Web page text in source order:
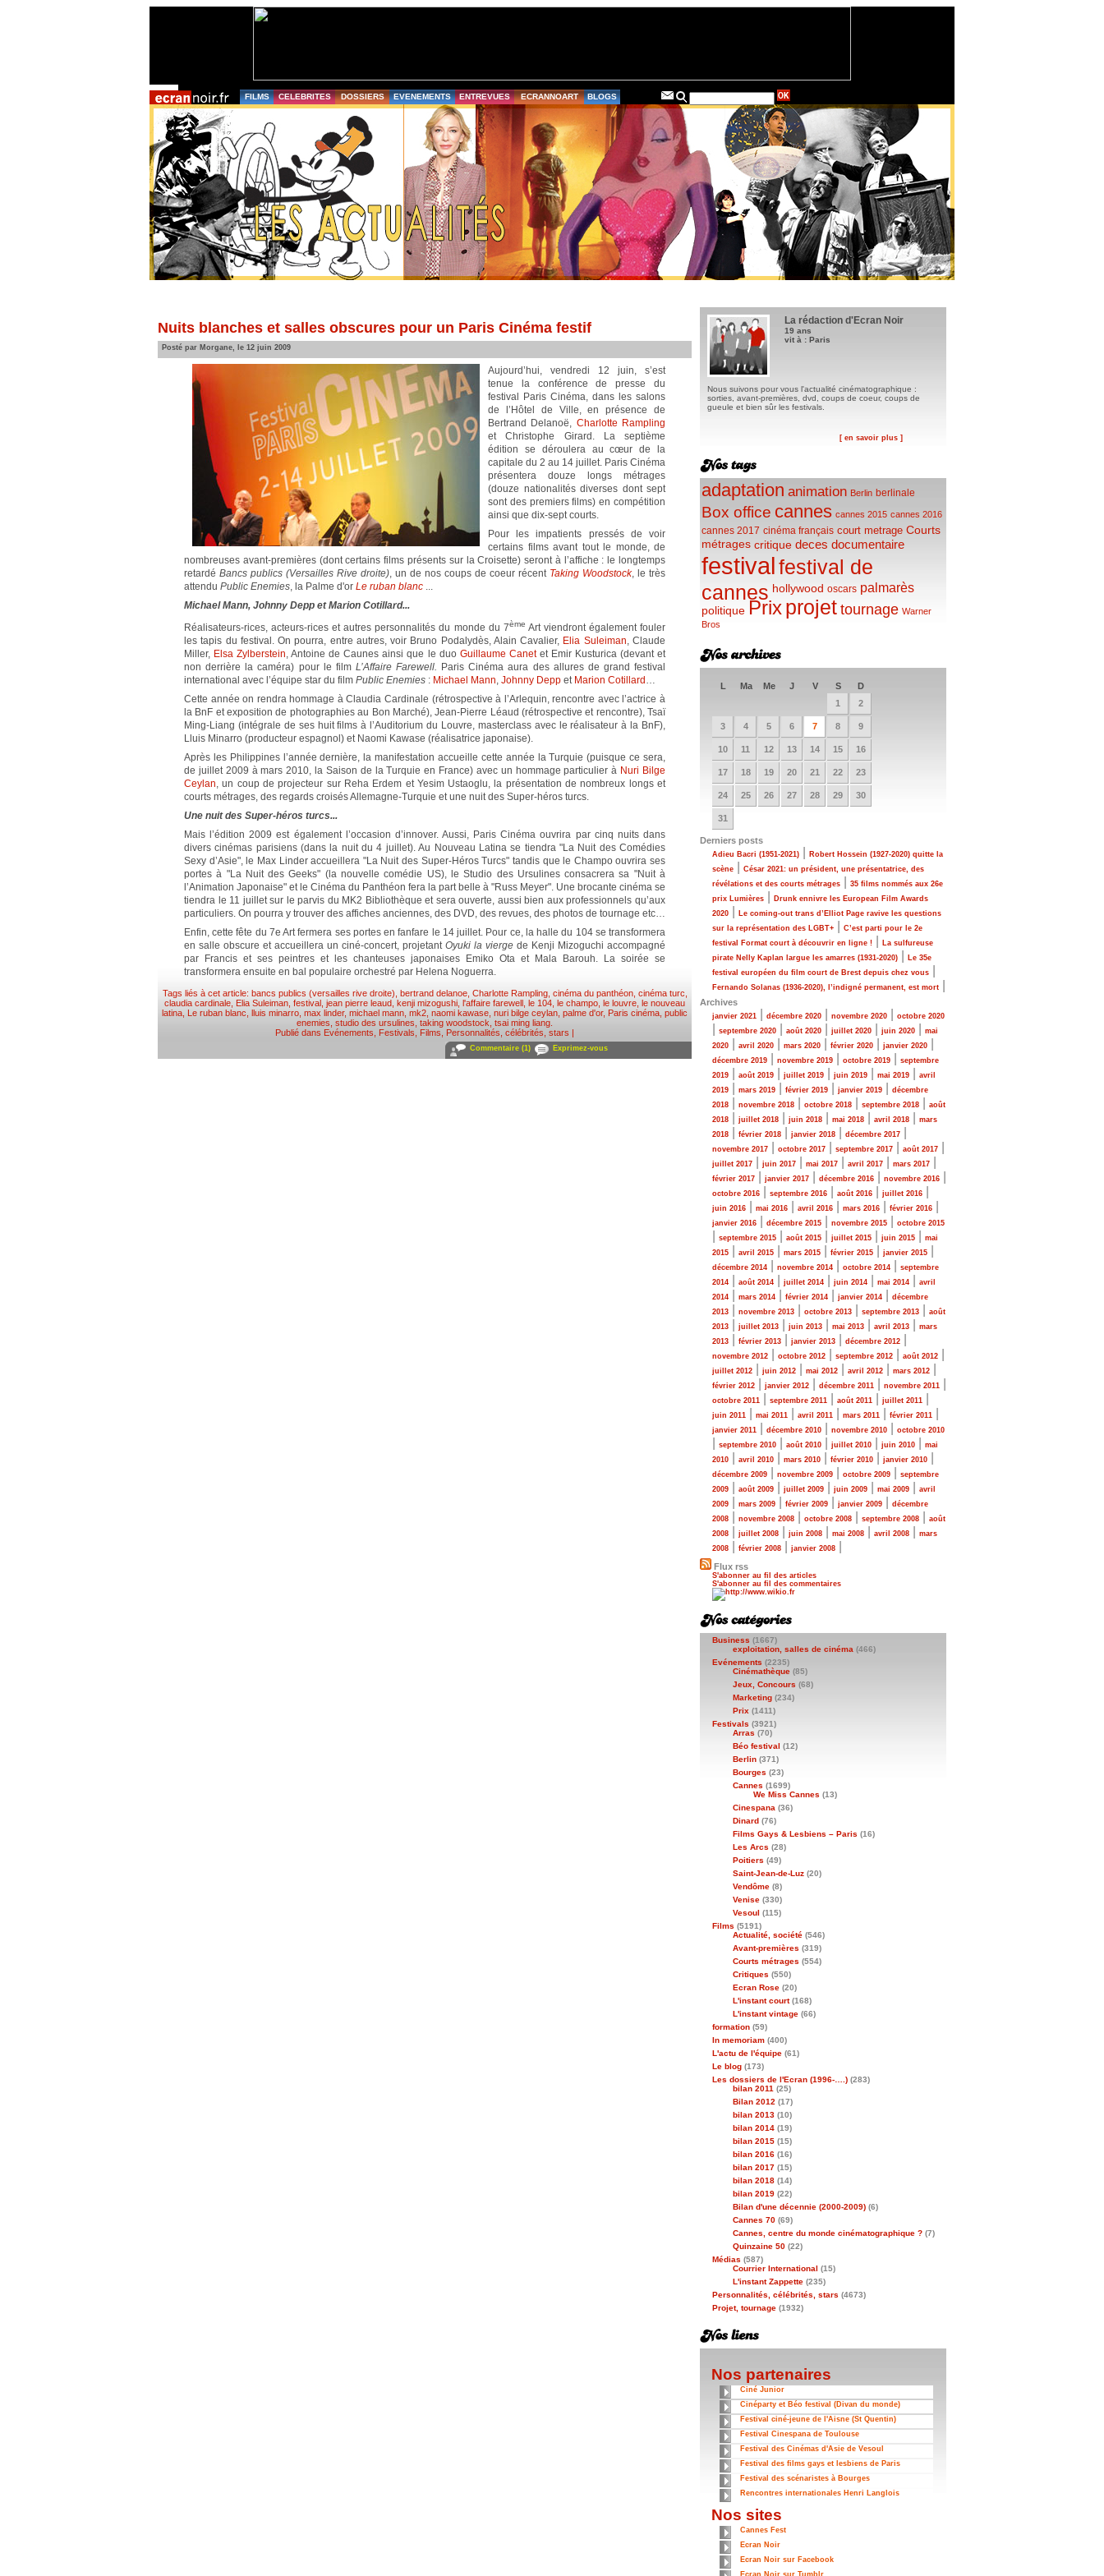
FILMS CELEBRITES DOSSIERS EVENEMENTS ENTREVUES ECRANNOART BLOGS
Nuits blanches et salles obscures pour un Paris Cinéma festif
Posté par Morgane, le 12 juin 2009
Aujourd’hui, vendredi 12 juin, s’est
tenue la conférence de presse du
festival Paris Cinéma, dans les salons
de l’Hôtel de Ville, en présence de
Bertrand Delanoë, Charlotte Rampling
et Christophe Girard. La septième
édition se déroulera au cœur de la
capitale du 2 au 14 juillet. Paris Cinéma
présentera douze longs métrages
(douze nationalités diverses dont sept
sont des premiers films) en compétition
ainsi que dix-sept courts.
Pour les impatients pressés de voir
certains films avant tout le monde, de
nombreuses avant-premières (dont certains films présents sur la Croisette) seront à l’affiche : le longtemps
retardé Bancs publics (Versailles Rive droite), un de nos coups de coeur récent Taking Woodstock, le très
attendu Public Enemies, la Palme d'or Le ruban blanc ...
Michael Mann, Johnny Depp et Marion Cotillard...
Réalisateurs-rices, acteurs-rices et autres personnalités du monde du 7ème Art viendront également fouler
les tapis du festival. On pourra, entre autres, voir Bruno Podalydès, Alain Cavalier, Elia Suleiman, Claude
Miller, Elsa Zylberstein, Antoine de Caunes ainsi que le duo Guillaume Canetet Emir Kusturica (devant et
non derrière la caméra) pour le film L’Affaire Farewell. Paris Cinéma aura des allures de grand festival
international avec l’équipe star du film Public Enemies : Michael Mann, Johnny Depp et Marion Cotillard …
Cette année on rendra hommage à Claudia Cardinale (rétrospective à l’Arlequin, rencontre avec l’actrice à
la BnF et exposition de photographies au Bon Marché), Jean-Pierre Léaud (rétrospective et rencontre), Tsaï
Ming-Liang (intégrale de ses huit films à l’Auditorium du Louvre, masterclass avec le réalisateur à la BnF),
Lluis Minarro (producteur espagnol) et Naomi Kawase (réalisatrice japonaise).
Après les Philippines l’année dernière, la manifestation accueille cette année la Turquie (puisque ce sera,
de juillet 2009 à mars 2010, la Saison de la Turquie en France) avec un hommage particulier à Nuri Bilge
Ceylan, un coup de projecteur sur Reha Erdem et Yesim Ustaoglu, la présentation de nombreux longs et
courts métrages, des regards croisés Allemagne-Turquie et une nuit des Super-héros turcs.
Une nuit des Super-héros turcs...
Mais l’édition 2009 est également l’occasion d’innover. Aussi, Paris Cinéma ouvrira par cinq nuits dans
divers cinémas parisiens (dans la nuit du 4 juillet). Au Nouveau Latina se tiendra "La Nuit des Comédies
Sexy d’Asie", le Max Linder accueillera "La Nuit des Super-Héros Turcs" tandis que le Champo ouvrira ses
portes à "La Nuit des Geeks" (la nouvelle comédie US), le Studio des Ursulines consacrera sa "Nuit à
l’Animation Japonaise" et le Cinéma du Panthéon fera la part belle à "Russ Meyer". Une brocante cinéma se
tiendra le 11 juillet sur le parvis du MK2 Bibliothèque et sera ouverte, aussi bien aux professionnels qu’aux
particuliers. On pourra y trouver des affiches anciennes, des DVD, des revues, des photos de tournage etc…
Enfin, cette fête du 7e Art fermera ses portes en fanfare le 14 juillet. Pour ce, la halle du 104 se transformera
en salle obscure et accueillera un ciné-concert, projetant Oyuki la vierge de Kenji Mizoguchi accompagné
par Francis et ses peintres et les chanteuses japonaises Emiko Ota et Mala Barouh. La soirée se
transformera ensuite en bal populaire orchestré par Helena Noguerra.
Tags liés à cet article: bancs publics (versailles rive droite) bertrand delanoe, Charlotte Rampling, cinéma du panthéon, cinéma turc
claudia cardinale Elia Suleiman festival jean pierre leaud kenji mizogushi l'affaire farewell le 104 le champo le louvre le nouveau
latina Le ruban blanc lluis minarro max linder, michael mann mk2 naomi kawase nuri bilge ceylan palme d'or, Paris cinéma public
enemies studio des ursulines taking woodstock tsai ming liang
Publié dans Evénements Festivals Films Personnalités, célébrités, stars |
Commentaire (1) Exprimez-vous
La rédaction d'Ecran Noir
19 ans
vit à : Paris
Nous suivons pour vous l'actualité cinématographique :
sorties, avant-premières, dvd, coups de coeur, coups de
gueule et bien sûr les festivals.
[ en savoir plus ]
adaptation animation Berlin berlinale
Box office cannes cannes 2015 cannes 2016
cannes 2017 cinéma français court metrage Courts
métrages critique deces documentaire
festivalfestival de
cannes hollywood oscars palmarès
politique Prixprojet tournage Warner
Bros
L Ma Me J V S
D
1
2
3 4 5 6 7 8 9
10 11 12 13 14 15 16
17 18 19 20 21 22 23
24 25 26 27 28 29 30
31
Derniers posts
Adieu Bacri (1951-2021)
Robert Hossein (1927-2020) quitte la
scène
César 2021: un président, une présentatrice, des
révélations et des courts métrages
35 films nommés aux 26e
prix Lumières
Drunk ennivre les European Film Awards
2020
Le coming-out trans d’Elliot Page ravive les questions
sur la représentation des LGBT+
C’est parti pour le 2e
festival Format court à découvrir en ligne !
La sulfureuse
pirate Nelly Kaplan largue les amarres (1931-2020)
Le 35e
festival européen du film court de Brest depuis chez vous
Fernando Solanas (1936-2020), l’indigné permanent, est mort
Archives
janvier 2021 décembre 2020 novembre 2020 octobre 2020
septembre 2020 août 2020 juillet 2020 juin 2020
mai
2020
avril 2020 mars 2020 février 2020 janvier 2020
décembre 2019 novembre 2019 octobre 2019
septembre
2019
août 2019 juillet 2019 juin 2019 mai 2019
avril
2019
mars 2019 février 2019 janvier 2019
décembre
2018
novembre 2018 octobre 2018 septembre 2018
août
2018
juillet 2018 juin 2018 mai 2018 avril 2018
mars
2018
février 2018 janvier 2018 décembre 2017
novembre 2017 octobre 2017 septembre 2017 août 2017
juillet 2017 juin 2017 mai 2017 avril 2017 mars 2017
février 2017 janvier 2017 décembre 2016 novembre 2016
octobre 2016 septembre 2016 août 2016 juillet 2016
juin 2016 mai 2016 avril 2016 mars 2016 février 2016
janvier 2016 décembre 2015 novembre 2015 octobre 2015
septembre 2015 août 2015 juillet 2015 juin 2015
mai
2015
avril 2015 mars 2015 février 2015 janvier 2015
décembre 2014 novembre 2014 octobre 2014
septembre
2014
août 2014 juillet 2014 juin 2014 mai 2014
avril
2014
mars 2014 février 2014 janvier 2014
décembre
2013
novembre 2013 octobre 2013 septembre 2013
août
2013
juillet 2013 juin 2013 mai 2013 avril 2013
mars
2013
février 2013 janvier 2013 décembre 2012
novembre 2012 octobre 2012 septembre 2012 août 2012
juillet 2012 juin 2012 mai 2012 avril 2012 mars 2012
février 2012 janvier 2012 décembre 2011 novembre 2011
octobre 2011 septembre 2011 août 2011 juillet 2011
juin 2011 mai 2011 avril 2011 mars 2011 février 2011
janvier 2011 décembre 2010 novembre 2010 octobre 2010
septembre 2010 août 2010 juillet 2010 juin 2010
mai
2010
avril 2010 mars 2010 février 2010 janvier 2010
décembre 2009 novembre 2009 octobre 2009
septembre
2009
août 2009 juillet 2009 juin 2009 mai 2009
avril
2009
mars 2009 février 2009 janvier 2009
décembre
2008
novembre 2008 octobre 2008 septembre 2008
août
2008
juillet 2008 juin 2008 mai 2008 avril 2008
mars
2008
février 2008 janvier 2008
Flux rss
S'abonner au fil des articles
S'abonner au fil des commentaires
Business (1667)
exploitation, salles de cinéma (466)
Evénements (2235)
Cinémathèque (85)
Jeux, Concours (68)
Marketing (234)
Prix (1411)
Festivals (3921)
Arras (70)
Béo festival (12)
Berlin (371)
Bourges (23)
Cannes (1699)
We Miss Cannes (13)
Cinespana (36)
Dinard (76)
Films Gays & Lesbiens – Paris (16)
Les Arcs (28)
Poitiers (49)
Saint-Jean-de-Luz (20)
Vendôme (8)
Venise (330)
Vesoul (115)
Films (5191)
Actualité, société (546)
Avant-premières (319)
Courts métrages (554)
Critiques (550)
Ecran Rose (20)
L'instant court(168)
L'instant vintage (66)
formation (59)
In memoriam (400)
L'actu de l'équipe (61)
Le blog (173)
Les dossiers de l'Ecran (1996-….) (283)
bilan 2011 (25)
Bilan 2012 (17)
bilan 2013 (10)
bilan 2014 (19)
bilan 2015 (15)
bilan 2016 (16)
bilan 2017 (15)
bilan 2018 (14)
bilan 2019 (22)
Bilan d'une décennie (2000-2009) (6)
Cannes 70 (69)
Cannes, centre du monde cinématographique ? (7)
Quinzaine 50 (22)
Médias (587)
Courrier International (15)
L'instant Zappette (235)
Personnalités, célébrités, stars (4673)
Projet, tournage (1932)
Nos partenaires
Ciné Junior
Cinéparty et Béo festival (Divan du monde)
Festival ciné-jeune de l'Aisne (St Quentin)
Festival Cinespana de Toulouse
Festival des Cinémas d'Asie de Vesoul
Festival des films gays et lesbiens de Paris
Festival des scénaristes à Bourges
Rencontres internationales Henri Langlois
Nos sites
Cannes Fest
Ecran Noir
Ecran Noir sur Facebook
Ecran Noir sur Tumblr